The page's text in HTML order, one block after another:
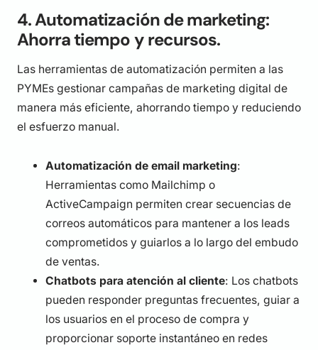
4. Automatización de marketing:
Ahorra tiempo y recursos.
Las herramientas de automatización permiten a las
PYMEs gestionar campañas de marketing digital de
manera más eficiente, ahorrando tiempo y reduciendo
el esfuerzo manual.
Automatización de email marketing:
Herramientas como Mailchimp o
ActiveCampaign permiten crear secuencias de
correos automáticos para mantener a los leads
comprometidos y guiarlos a lo largo del embudo
de ventas.
Chatbots para atención al cliente: Los chatbots
pueden responder preguntas frecuentes, guiar a
los usuarios en el proceso de compra y
proporcionar soporte instantáneo en redes